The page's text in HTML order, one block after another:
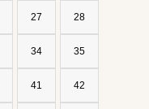
27 28
34 35
41 42